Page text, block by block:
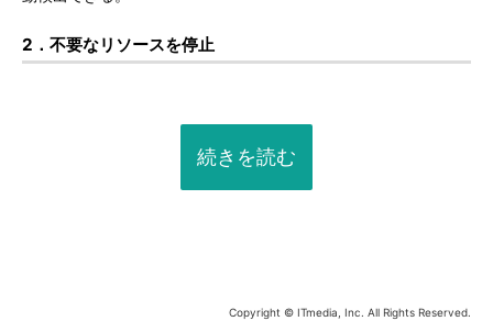
2．不要なリソースを停止
続きを読む
Copyright © ITmedia, Inc. All Rights Reserved.